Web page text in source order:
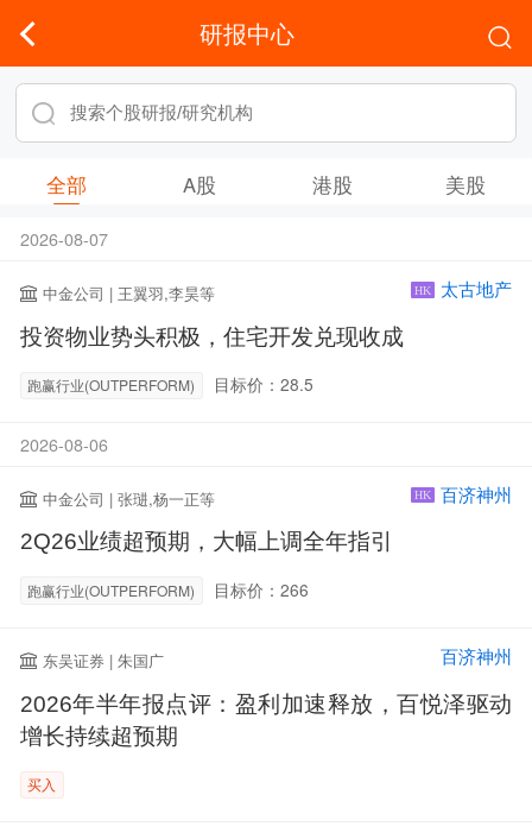
研报中心
全部 A股 港股 美股
2026-08-07
中金公司 | 王翼羽,李昊等 HK 太古地产
投资物业势头积极，住宅开发兑现收成
跑赢行业(OUTPERFORM) 目标价：28.5
2026-08-06
中金公司 | 张琎,杨一正等 HK 百济神州
2Q26业绩超预期，大幅上调全年指引
跑赢行业(OUTPERFORM) 目标价：266
东吴证券 | 朱国广 百济神州
2026年半年报点评：盈利加速释放，百悦泽驱动
增长持续超预期
买入